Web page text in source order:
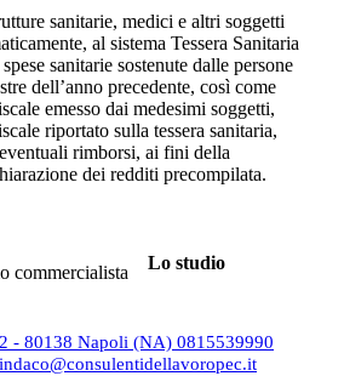
sanitarie, medici e altri soggetti
al sistema Tessera Sanitaria
sanitarie sostenute dalle persone
dell’anno precedente, così come
emesso dai medesimi soggetti,
riportato sulla tessera sanitaria,
rimborsi, ai fini della
dei redditi precompilata.
Lo studio
- 80138 Napoli (NA) 0815539990